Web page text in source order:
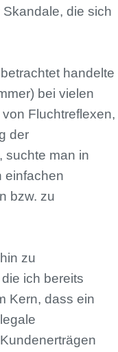
die sich
handelte
bei vielen
Fluchtreflexen,
der
suchte man in
einfachen
bzw. zu
zu
ich bereits
Kern, dass ein